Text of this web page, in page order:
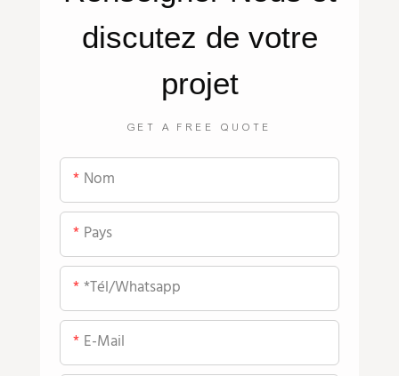
discutez de votre
projet
GET A FREE QUOTE
Nom
Pays
*tél/whatsapp
E-Mail